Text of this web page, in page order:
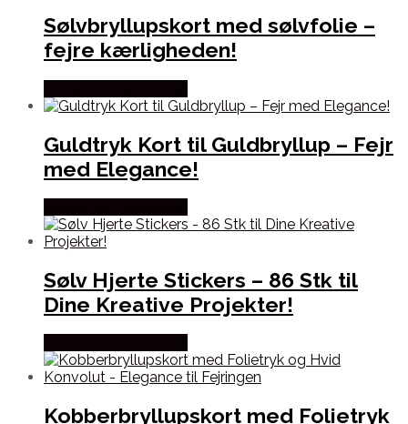
Sølvbryllupskort med sølvfolie –
fejre kærligheden!
Guldtryk Kort til Guldbryllup – Fejr
med Elegance!
Sølv Hjerte Stickers – 86 Stk til
Dine Kreative Projekter!
Kobberbryllupskort med Folietryk